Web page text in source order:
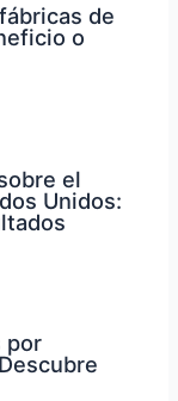
de
o
el
Unidos:
por